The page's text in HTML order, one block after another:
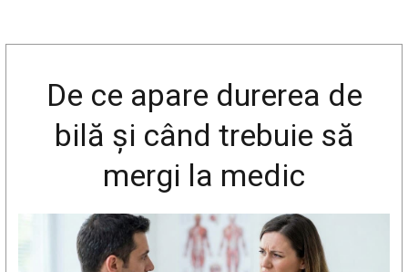
De ce apare durerea de
bilă și când trebuie să
mergi la medic